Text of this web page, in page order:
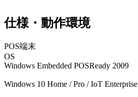
仕様・動作環境
POS端末
OS
Windows Embedded POSReady 2009
Windows 10 Home / Pro / IoT Enterprise